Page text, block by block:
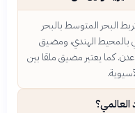
البحر المتوسط بالبحر
بالمحيط الهندي، ومضيق
كما يعتبر مضيق ملقا بين